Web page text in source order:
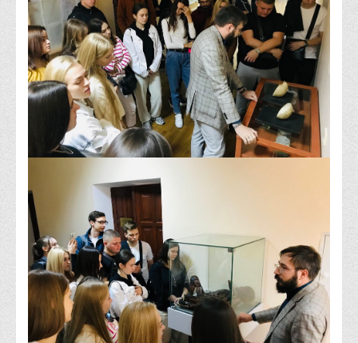
Фінансів
Іноземної філології та перекладу
Відділи
Реклами та зв'язків з громадськістю
Наукової роботи та міжнародної співпраці
Здобутки студентів
Міжнародна діяльність
Закордонні партнери
Програми подвійного диплому
Програми стажування (міжнародна практика)
Міжнародні проєкти
Корисні посилання